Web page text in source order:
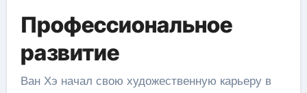
Профессиональное
развитие
Ван Хэ начал свою художественную карьеру в